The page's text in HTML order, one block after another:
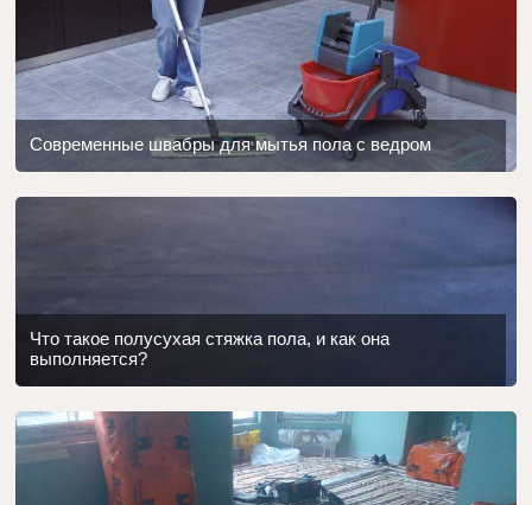
Современные швабры для мытья пола с ведром
Что такое полусухая стяжка пола, и как она
выполняется?